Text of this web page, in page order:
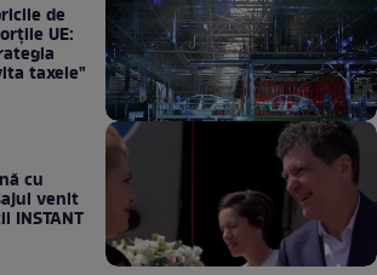
de
UE:
taxele"
cu
venit
INSTANT